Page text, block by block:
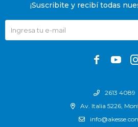
2613 4089
Av. Italia 5226,
¡Suscribite y recibí todas
 